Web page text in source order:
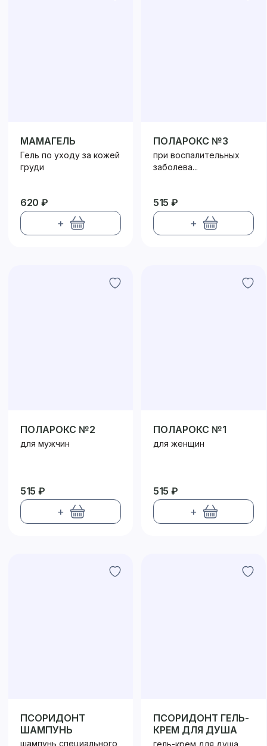
МАМАГЕЛЬ
Гель по уходу за кожей
груди
620 ₽
+
ПОЛАРОКС №3
при воспалительных
заболева...
515 ₽
+
ПОЛАРОКС №2
для мужчин
515 ₽
+
ПОЛАРОКС №1
для женщин
515 ₽
+
ПСОРИДОНТ
ШАМПУНЬ
шампунь специального
ПСОРИДОНТ ГЕЛЬ-
КРЕМ ДЛЯ ДУША
гель-крем для душа